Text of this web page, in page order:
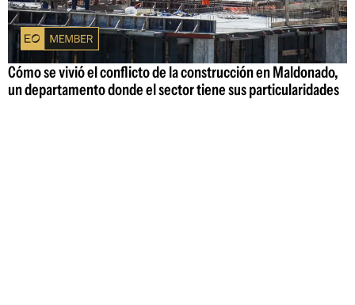
Cómo se vivió el conflicto de la construcción en Maldonado,
un departamento donde el sector tiene sus particularidades